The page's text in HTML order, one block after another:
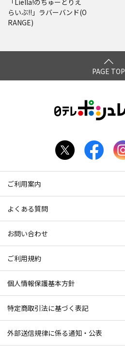
らいぶ!!」ラバーバンド(O
RANGE)
PAGE TOP
ご利用案内
よくある質問
お問い合わせ
ご利用規約
個人情報保護基本方針
特定商取引法に基づく表記
外部送信規律に係る通知・公表